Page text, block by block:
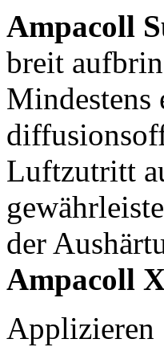
Ampacoll
breit
Mindestens
Luftzutritt
der
Ampacoll
Applizieren